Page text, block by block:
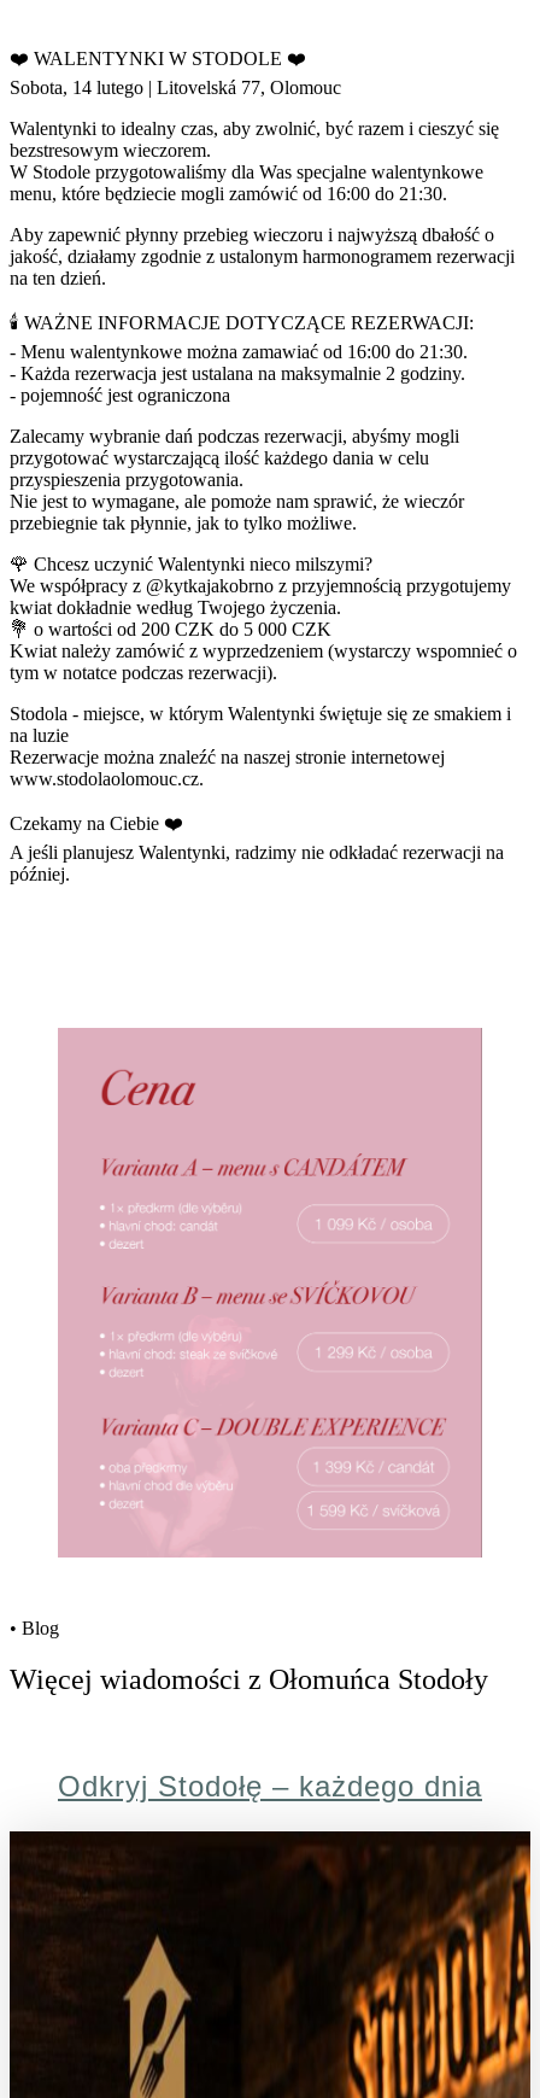
❤️ WALENTYNKI W STODOLE ❤️
Sobota, 14 lutego | Litovelská 77, Olomouc
Walentynki to idealny czas, aby zwolnić, być razem i cieszyć się
bezstresowym wieczorem.
W Stodole przygotowaliśmy dla Was specjalne walentynkowe
menu, które będziecie mogli zamówić od 16:00 do 21:30.
Aby zapewnić płynny przebieg wieczoru i najwyższą dbałość o
jakość, działamy zgodnie z ustalonym harmonogramem rezerwacji
na ten dzień.
🕯️ WAŻNE INFORMACJE DOTYCZĄCE REZERWACJI:
- Menu walentynkowe można zamawiać od 16:00 do 21:30.
- Każda rezerwacja jest ustalana na maksymalnie 2 godziny.
- pojemność jest ograniczona
Zalecamy wybranie dań podczas rezerwacji, abyśmy mogli
przygotować wystarczającą ilość każdego dania w celu
przyspieszenia przygotowania.
Nie jest to wymagane, ale pomoże nam sprawić, że wieczór
przebiegnie tak płynnie, jak to tylko możliwe.
🌹 Chcesz uczynić Walentynki nieco milszymi?
We współpracy z @kytkajakobrno z przyjemnością przygotujemy
kwiat dokładnie według Twojego życzenia.
💐 o wartości od 200 CZK do 5 000 CZK
Kwiat należy zamówić z wyprzedzeniem (wystarczy wspomnieć o
tym w notatce podczas rezerwacji).
Stodola - miejsce, w którym Walentynki świętuje się ze smakiem i
na luzie
Rezerwacje można znaleźć na naszej stronie internetowej
www.stodolaolomouc.cz.
Czekamy na Ciebie ❤️
A jeśli planujesz Walentynki, radzimy nie odkładać rezerwacji na
później.
• Blog
Więcej wiadomości z Ołomuńca Stodoły
Odkryj Stodołę – każdego dnia